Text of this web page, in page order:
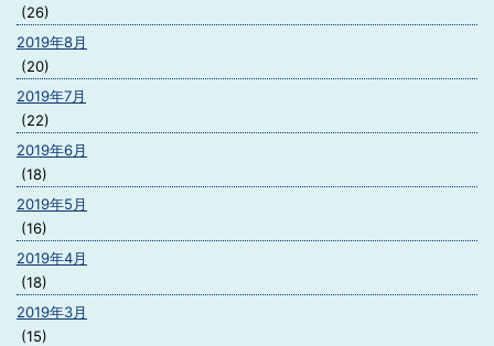
(26)
2019年8月
(20)
2019年7月
(22)
2019年6月
(18)
2019年5月
(16)
2019年4月
(18)
2019年3月
(15)